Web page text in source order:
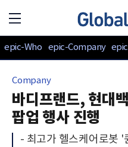
epic-Who epic-Company
Company
바디프랜드, 현대
팝업 행사 진행
- 최고가 헬스케어로봇